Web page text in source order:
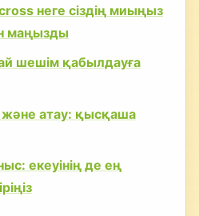
неге сіздің миыңыз
маңызды
шешім қабылдауға
және атау: қысқаша
екеуінің де ең